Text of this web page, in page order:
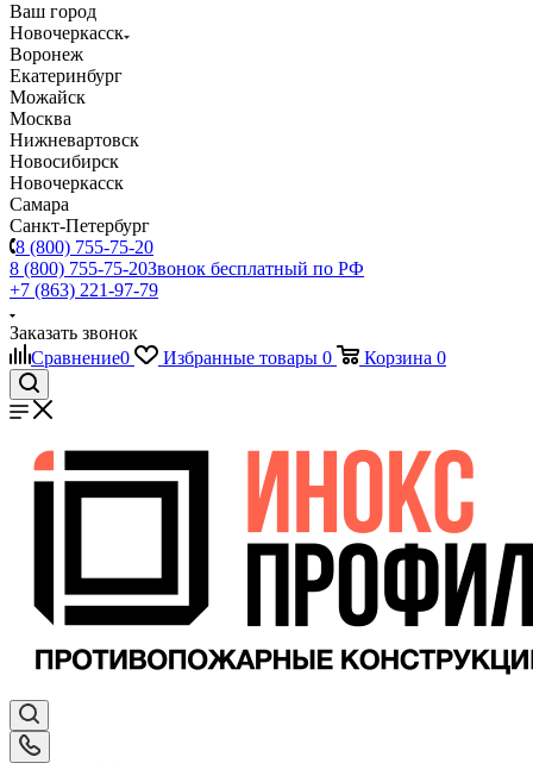
Ваш город
Новочеркасск
Воронеж
Екатеринбург
Можайск
Москва
Нижневартовск
Новосибирск
Новочеркасск
Самара
Санкт-Петербург
8 (800) 755-75-20
8 (800) 755-75-20Звонок бесплатный по РФ
+7 (863) 221-97-79
Заказать звонок
Сравнение0 Избранные товары 0 Корзина 0